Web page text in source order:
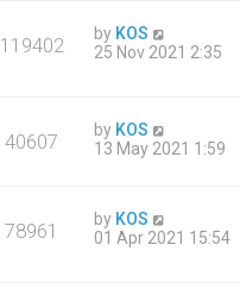
119402 by KOS
25 Nov 2021 2:35
40607 by KOS
13 May 2021 1:59
78961 by KOS
01 Apr 2021 15:54